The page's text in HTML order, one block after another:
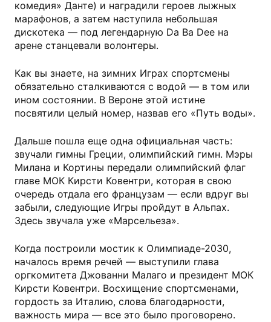
комедия» Данте) и наградили героев лыжных
марафонов, а затем наступила небольшая
дискотека — под легендарную Da Ba Dee на
арене станцевали волонтеры.
Как вы знаете, на зимних Играх спортсмены
обязательно сталкиваются с водой — в том или
ином состоянии. В Вероне этой истине
посвятили целый номер, назвав его «Путь воды».
Дальше пошла еще одна официальная часть:
звучали гимны Греции, олимпийский гимн. Мэры
Милана и Кортины передали олимпийский флаг
главе МОК Кирсти Ковентри, которая в свою
очередь отдала его французам — если вдруг вы
забыли, следующие Игры пройдут в Альпах.
Здесь звучала уже «Марсельеза».
Когда построили мостик к Олимпиаде-2030,
началось время речей — выступили глава
оргкомитета Джованни Малаго и президент МОК
Кирсти Ковентри. Восхищение спортсменами,
гордость за Италию, слова благодарности,
важность мира — все это было проговорено.